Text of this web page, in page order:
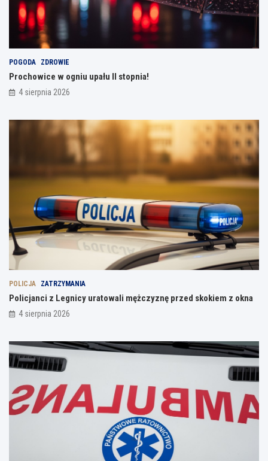
POGODA ZDROWIE
Prochowice w ogniu upału II stopnia!
4 sierpnia 2026
POLICJA ZATRZYMANIA
Policjanci z Legnicy uratowali mężczyznę przed skokiem z okna
4 sierpnia 2026